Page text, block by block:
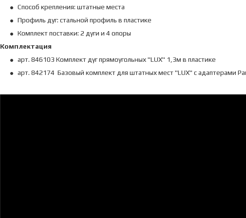
Способ крепления: штатные места
Профиль дуг: стальной профиль в пластике
Комплект поставки: 2 дуги и 4 опоры
Комплектация
арт. 846103 Комплект дуг прямоугольных "LUX" 1,3м в пластике
арт. 842174 Базовый комплект для штатных мест "LUX" с адаптерами